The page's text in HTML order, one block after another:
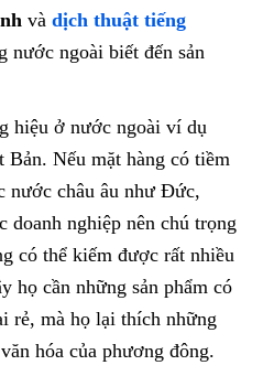
và dịch thuật tiếng
nước ngoài biết đến sản
hiệu ở nước ngoài ví dụ
Nếu mặt hàng có tiềm
nước châu âu như Đức,
doanh nghiệp nên chú trọng
có thể kiếm được rất nhiều
họ cần những sản phẩm có
rẻ, mà họ lại thích những
hóa của phương đông.